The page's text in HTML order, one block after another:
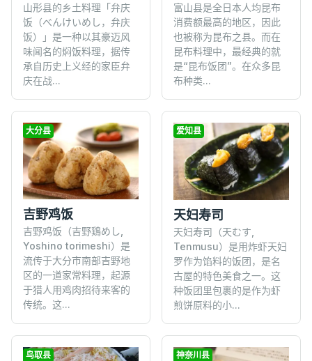
山形县的乡土料理「弁庆
饭（べんけいめし，弁庆
饭）」是一种以其豪迈风
味闻名的焖饭料理，据传
承自历史上义经的家臣弁
庆在战...
富山县是全日本人均昆布
消费额最高的地区，因此
也被称为昆布之县。而在
昆布料理中，最经典的就
是“昆布饭团”。在众多昆
布种类...
大分县
吉野鸡饭
吉野鸡饭（吉野鶏めし,
Yoshino torimeshi）是
流传于大分市南部吉野地
区的一道家常料理，起源
于猎人用鸡肉招待来客的
传统。这...
爱知县
天妇寿司
天妇寿司（天むす,
Tenmusu）是用炸虾天妇
罗作为馅料的饭团，是名
古屋的特色美食之一。这
种饭团里包裹的是作为虾
煎饼原料的小...
鸟取县 神奈川县